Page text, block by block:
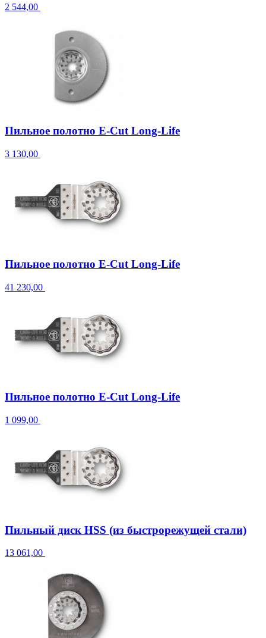
2 544,00
Пильное полотно E-Cut Long-Life
3 130,00
Пильное полотно E-Cut Long-Life
41 230,00
Пильное полотно E-Cut Long-Life
1 099,00
Пильный диск HSS (из быстрорежущей стали)
13 061,00